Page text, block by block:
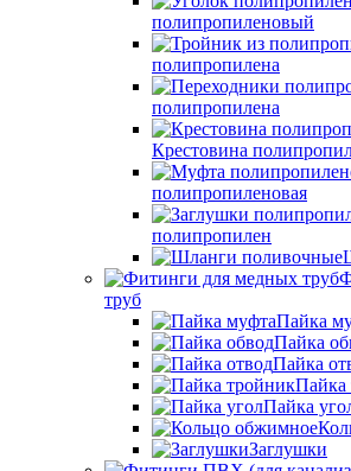
полипропиленовый
полипропилена
полипропилена
Крестовина
полипропиленовая
полипропилен
труб
Пайка
Пайка
Пайка
Пайка
Пайка
Заглушки